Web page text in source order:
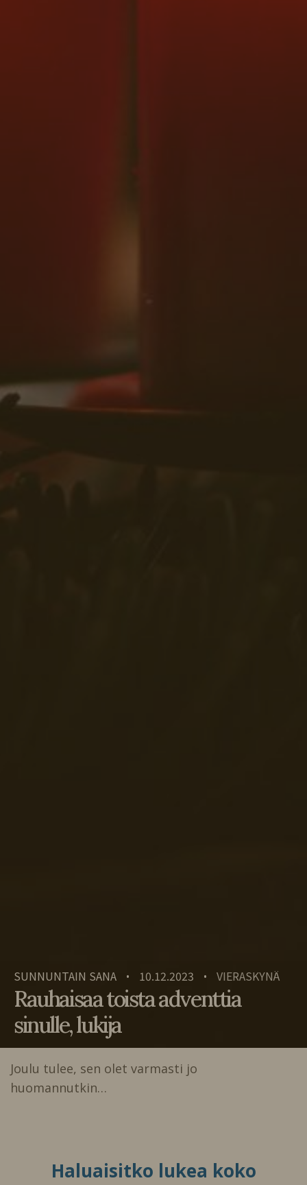
SUNNUNTAIN SANA • 10.12.2023 • VIERASKYNÄ
Rauhaisaa toista adventtia
sinulle, lukija
Joulu tulee, sen olet varmasti jo
huomannutkin…
Haluaisitko lukea koko